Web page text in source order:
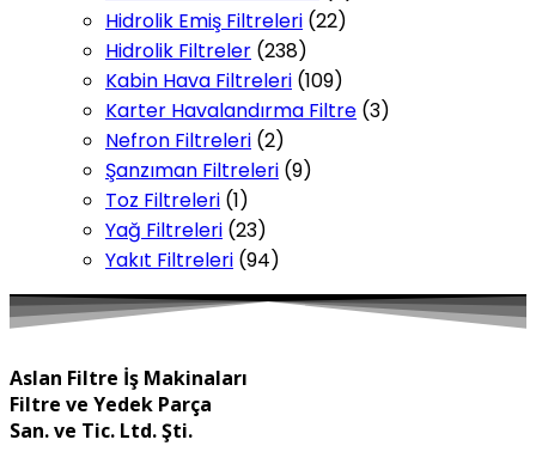
Hidrolik Emiş Filtreleri (22)
Hidrolik Filtreler (238)
Kabin Hava Filtreleri (109)
Karter Havalandırma Filtre (3)
Nefron Filtreleri (2)
Şanzıman Filtreleri (9)
Toz Filtreleri (1)
Yağ Filtreleri (23)
Yakıt Filtreleri (94)
Aslan Filtre İş Makinaları
Filtre ve Yedek Parça
San. ve Tic. Ltd. Şti.